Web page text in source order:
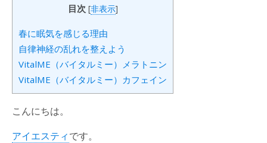
目次 [非表示]
春に眠気を感じる理由
自律神経の乱れを整えよう
VitalME（バイタルミー）メラトニン
VitalME（バイタルミー）カフェイン
こんにちは。
アイエスティです。